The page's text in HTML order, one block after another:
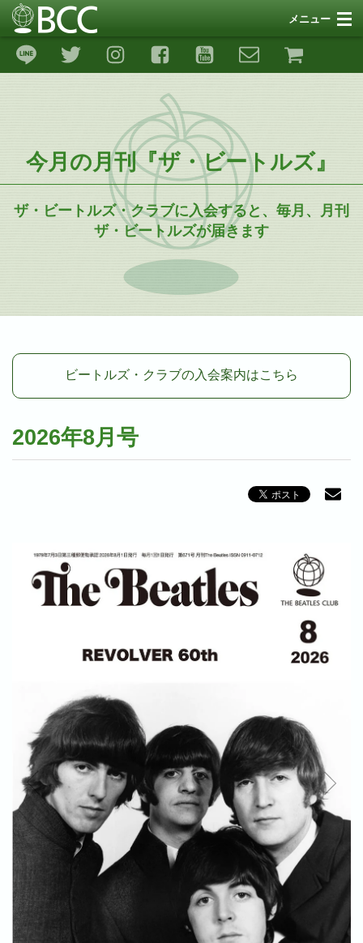
メニュー
SNS
ギャラリー
ストア
リンゴ・ピース＆ラブ26
今月の月刊『ザ・ビートルズ』
ザ・ビートルズ・クラブに入会すると、毎月、月刊
ザ・ビートルズが届きます
ビートルズ・クラブの入会案内はこちら
2026年8月号